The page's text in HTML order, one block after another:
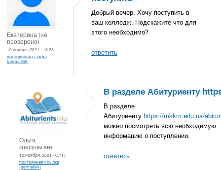
Екатерина (не
проверено)
10 ноября, 2021 - 18:23
постоянная ссылка
(permalink)
Добрый вечер. Хочу поступить в
ваш колледж. Подскажите что для
этого необходимо?
ответить
Ольга
консультант
12 ноября, 2021 - 07:17
постоянная ссылка
(permalink)
В разделе Абитуриенту
В разделе
Абитуриенту https://mkkm.edu.ua/
можно посмотреть всю необходимую
информацию о поступлении.
ответить